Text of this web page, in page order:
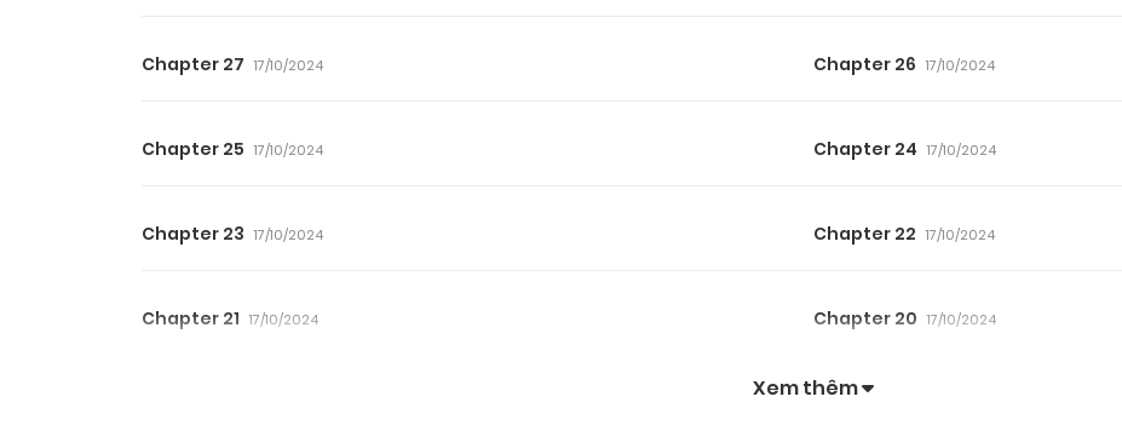
Chapter 27 17/10/2024 Chapter 26 17/10/2024
Chapter 25 17/10/2024 Chapter 24 17/10/2024
Chapter 23 17/10/2024 Chapter 22 17/10/2024
Chapter 21 17/10/2024 Chapter 20 17/10/2024
Xem thêm